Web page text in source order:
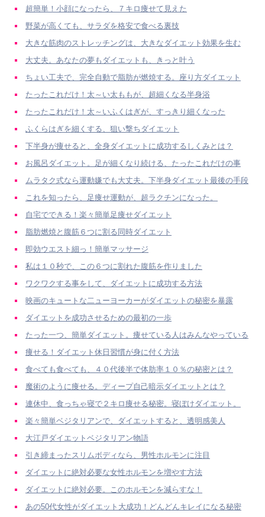
超簡単！小顔になったら、７キロ痩せて見えた
野菜が高くても、サラダを格安で食べる裏技
大きな筋肉のストレッチングは、大きなダイエット効果を生む
大丈夫。あなたの夢もダイエットも、きっと叶う
ちょい工夫で、完全自動で脂肪が燃焼する。座り方ダイエット
たったこれだけ！太～い太ももが、超細くなる半身浴
たったこれだけ！太～いふくはぎが、すっきり細くなった
ふくらはぎを細くする、狙い撃ちダイエット
下半身が痩せると、全身ダイエットに成功するしくみとは？
お風呂ダイエット。足が細くなり続ける、たったこれだけの事
ムラタク式なら運動嫌でも大丈夫。下半身ダイエット最後の手段
これを知ったら、足痩せ運動が、超ラクチンになった。
自宅でできる！楽々簡単足痩せダイエット
脂肪燃焼と腹筋６つに割る同時ダイエット
即効ウエスト細っ！簡単マッサージ
私は１０秒で、この６つに割れた腹筋を作りました
ワクワクする事をして、ダイエットに成功する方法
映画のキュートな二ューヨーカーがダイエットの秘密を暴露
ダイエットを成功させるための最初の一歩
たった一つ、簡単ダイエット。痩せている人はみんなやっている
痩せる！ダイエット休日習慣が身に付く方法
食べても食べても、４０代後半で体肪率１０％の秘密とは？
魔術のように痩せる。ディープ自己暗示ダイエットとは？
連休中、食っちゃ寝で２キロ痩せる秘密。寝ぼけダイエット。
楽々簡単ベジタリアンで、ダイエットすると、透明感美人
大江戸ダイエットベジタリアン物語
引き締まったスリムボディなら、男性ホルモンに注目
ダイエットに絶対必要な女性ホルモンを増やす方法
ダイエットに絶対必要。このホルモンを減らすな！
あの50代女性がダイエット大成功！どんどんキレイになる秘密